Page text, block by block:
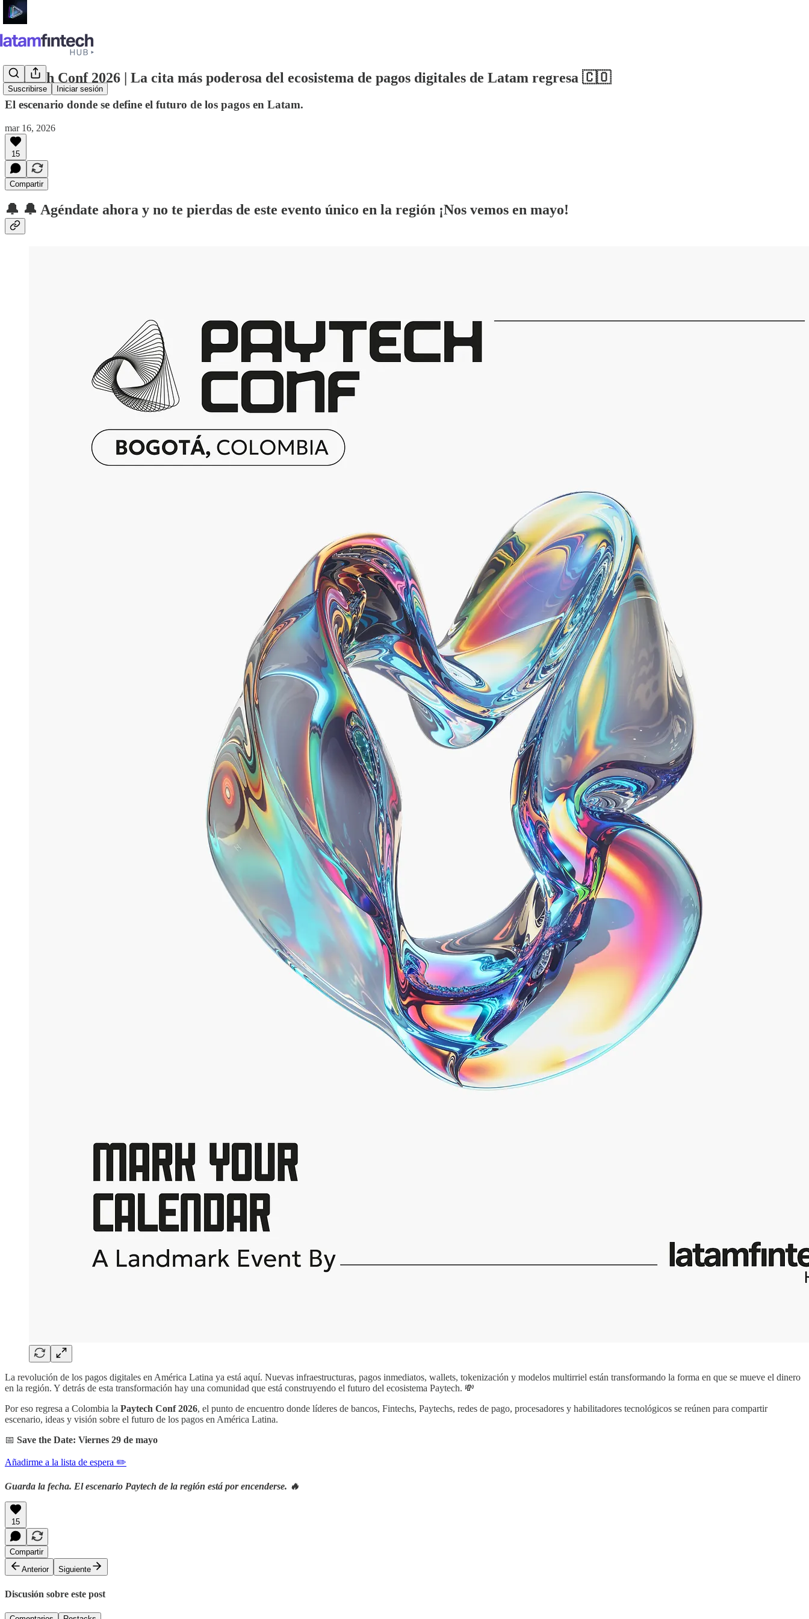
Suscribirse Iniciar sesión
Paytech Conf 2026 | La cita más poderosa del ecosistema de pagos digitales de Latam regresa 🇨🇴​
El escenario donde se define el futuro de los pagos en Latam.
mar 16, 2026
15
Compartir
🔔 ​🔔 Agéndate ahora y no te pierdas de este evento único en la región ¡Nos vemos en mayo!
La revolución de los pagos digitales en América Latina ya está aquí. Nuevas infraestructuras, pagos inmediatos, wallets, tokenización y modelos multirriel están transformando la forma en que se mueve el dinero
en la región. Y detrás de esta transformación hay una comunidad que está construyendo el futuro del ecosistema Paytech. 💸
Por eso regresa a Colombia la Paytech Conf 2026, el punto de encuentro donde líderes de bancos, Fintechs, Paytechs, redes de pago, procesadores y habilitadores tecnológicos se reúnen para compartir
escenario, ideas y visión sobre el futuro de los pagos en América Latina.
📅 Save the Date: Viernes 29 de mayo
Añadirme a la lista de espera ✏️
Guarda la fecha. El escenario Paytech de la región está por encenderse. 🔥
15
Compartir
Anterior
Siguiente
Discusión sobre este post